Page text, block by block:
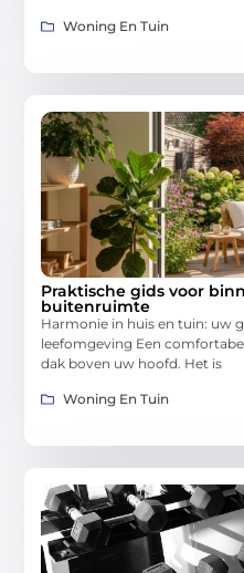
Woning En Tuin
Praktische gids voor
buitenruimte
Harmonie in huis en tuin: uw
leefomgeving Een
dak boven uw hoofd. Het is
Woning En Tuin